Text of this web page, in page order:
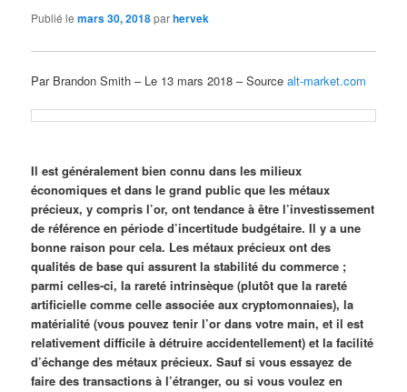
Publié lemars 30, 2018parhervek
Par Brandon Smith – Le 13 mars 2018 – Sourcealt-market.com
Il est généralement bien connu dans les milieux
économiques et dans le grand public que les métaux
précieux, y compris l’or, ont tendance à être l’investissement
de référence en période d’incertitude budgétaire. Il y a une
bonne raison pour cela. Les métaux précieux ont des
qualités de base qui assurent la stabilité du commerce ;
parmi celles-ci, la rareté intrinsèque (plutôt que la rareté
artificielle comme celle associée aux cryptomonnaies), la
matérialité (vous pouvez tenir l’or dans votre main, et il est
relativement difficile à détruire accidentellement) et la facilité
d’échange des métaux précieux. Sauf si vous essayez de
faire des transactions à l’étranger, ou si vous voulez en